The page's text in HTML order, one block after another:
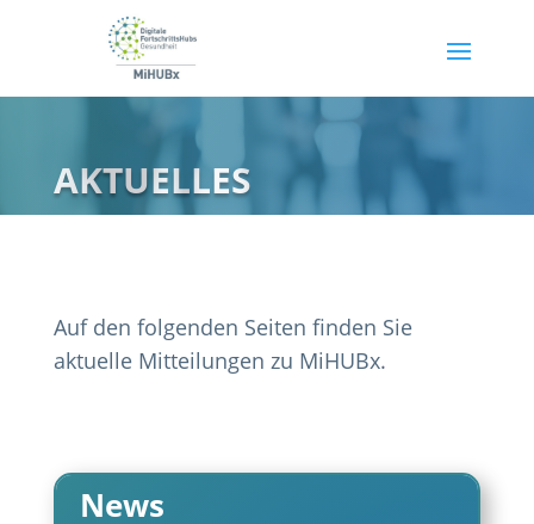
AKTUELLES
Auf den folgenden Seiten finden Sie
aktuelle Mitteilungen zu MiHUBx.
News